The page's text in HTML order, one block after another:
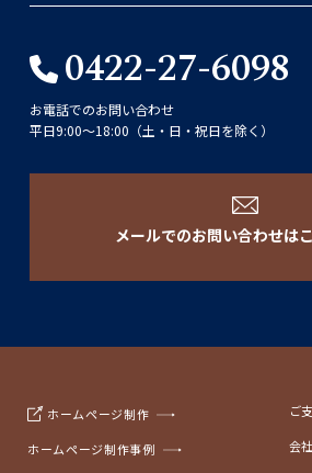
0422-27-6098
お電話でのお問い合わせ
平日9:00〜18:00（土・日・祝日を除く）
メールでのお問い合わせは
ホームページ制作
ホームページ制作事例
ご
会